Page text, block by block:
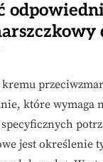
które wymaga
jest określenie